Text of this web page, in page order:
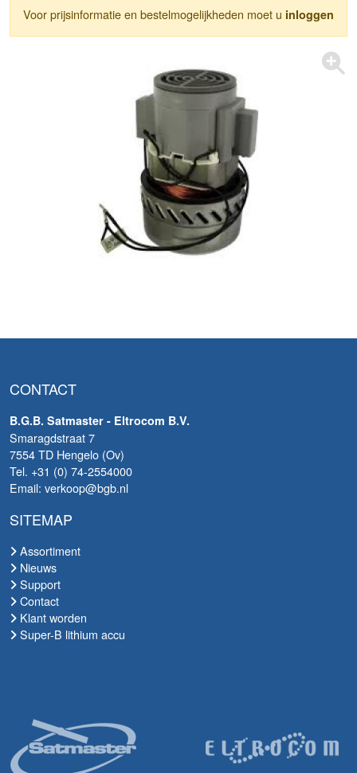
Voor prijsinformatie en bestelmogelijkheden moet u inloggen
CONTACT
B.G.B. Satmaster - Eltrocom B.V.
Smaragdstraat 7
7554 TD Hengelo (Ov)
Tel. +31 (0) 74-2554000
Email: verkoop@bgb.nl
SITEMAP
Assortiment
Nieuws
Support
Contact
Klant worden
Super-B lithium accu